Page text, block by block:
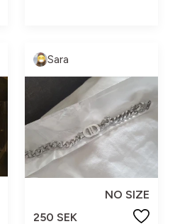
Sara
NO SIZE
250 SEK